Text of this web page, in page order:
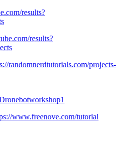
results?
results?
randomnerdtutorials.com/projects-
www.freenove.com/tutorial